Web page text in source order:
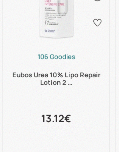
106 Goodies
Eubos Urea 10% Lipo Repair
Lotion 2 …
13.12€